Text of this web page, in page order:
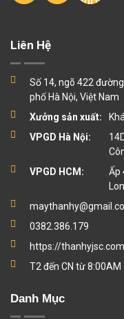
Liên Hệ
Số 14, ngõ 422
phố Hà Nội, Việt Nam
Xưởng sản xuất:
VPGD Hà Nội:
VPGD HCM:
Ấp
0382.386.179
https://thanhyjsc.com
T2 đến CN từ 8:00AM
Danh Mục